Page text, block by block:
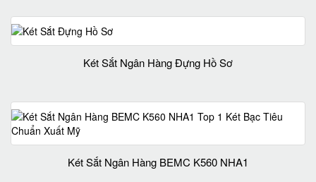
Két Sắt Ngân Hàng Đựng Hồ Sơ
Két Sắt Ngân Hàng BEMC K560 NHA1